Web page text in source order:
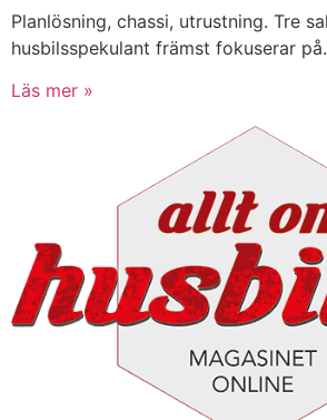
Planlösning, chassi, utrustning. Tre
husbilsspekulant främst fokuserar
Läs mer »